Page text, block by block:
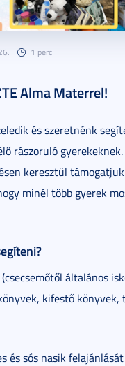
1 perc
Alma Materrel!
és szeretnénk
rászoruló
keresztül
minél több gyerek
általános
kifestő könyvek,
és sós nasik